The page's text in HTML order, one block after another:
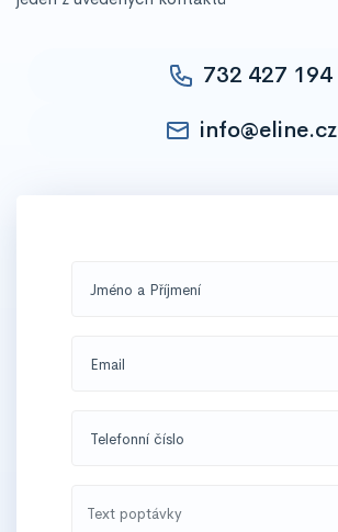
732 427 194
info@eline.cz
Jméno a Příjmení
Email
Telefonní číslo